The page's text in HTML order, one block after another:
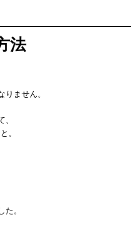
法
ません。
。
。